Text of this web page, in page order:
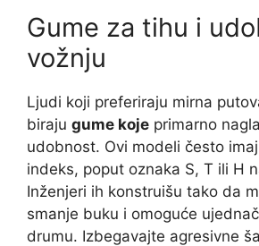
Gume za tihu i
vožnju
Ljudi koji preferiraju mirna
biraju gume koje primarno
udobnost. Ovi modeli često
indeks, poput oznaka S, T ili H
Inženjeri ih konstruišu tako da
smanje buku i omoguće
drumu. Izbegavajte agresivne